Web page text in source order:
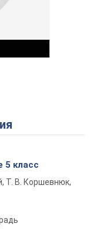
5 класс
Т. В. Коршевнюк,